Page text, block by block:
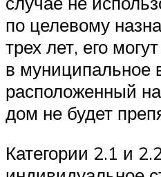
по целевому
трех лет, его
в муниципальное
расположенный
дом не будет
Категории 2.1 и